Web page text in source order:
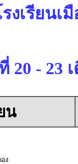
งเรียนเ
20 - 23
น
ง